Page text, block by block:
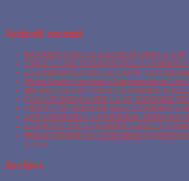
Articoli recenti
RICOMINCIANO LE SELEZIONI PER LA
VINCE LA XII° EDIZIONE DELLA FABBRICA
LA SEMIFINALE 2025 AL CAFFE’
Michel Sacchi si racconta a Conversescion su Ciao
MICHEL SACCHI VINCE LA FABBRICA
I SALUTI INIZIALI PER LA XI° EDIZIONE
VINCE L’XI° EDIZIONE DELLA FABBRICA
I FINALISTI DELL’UNDICESIMA EDIZIONE
LA FINALE DELLA FABBRICA DELLA
PER ACCEDERE AL CONCORSO
4, 2024
Archivi